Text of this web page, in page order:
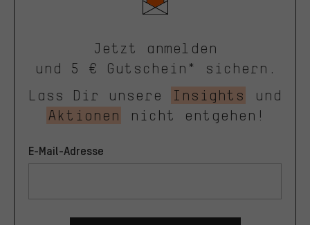
Jetzt anmelden
und 5 € Gutschein* sichern.
Lass Dir unsere
Insights
und
Aktionen
nicht entgehen!
E-Mail-Adresse